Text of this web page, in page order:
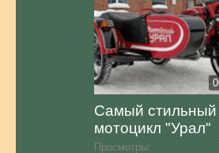
Самый стильный
мотоцикл "Урал"
Просмотры: